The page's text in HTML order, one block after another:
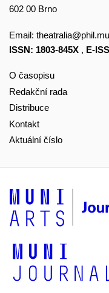
602 00 Brno
Email:
ISSN: 1803-845X , E-
O časopisu
Redakční rada
Distribuce
Kontakt
Aktuální číslo